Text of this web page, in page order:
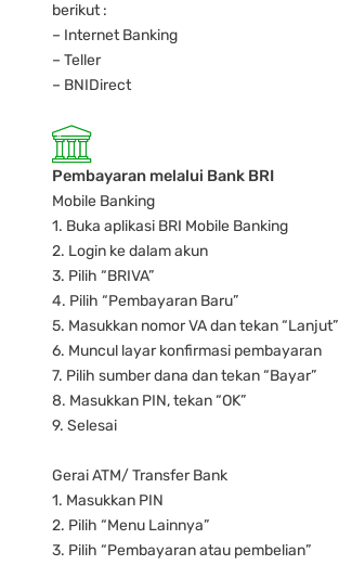
berikut :
– Internet Banking
– Teller
– BNIDirect
Pembayaran melalui Bank BRI
Mobile Banking
1. Buka aplikasi BRI Mobile Banking
2. Login ke dalam akun
3. Pilih “BRIVA”
4. Pilih “Pembayaran Baru”
5. Masukkan nomor VA dan tekan “Lanjut”
6. Muncul layar konfirmasi pembayaran
7. Pilih sumber dana dan tekan “Bayar”
8. Masukkan PIN, tekan “OK”
9. Selesai
Gerai ATM/ Transfer Bank
1. Masukkan PIN
2. Pilih “Menu Lainnya”
3. Pilih “Pembayaran atau pembelian”